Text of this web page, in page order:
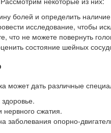
болей и определить
исследование, чтобы
что не можете повернуть
состояние шейных
может дать различные
сжатия.
опорно-